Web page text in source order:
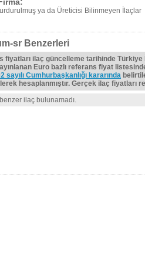
ya da Üreticisi Bilinmeyen İlaçlar
sr Benzerleri
fiyatları ilaç güncelleme tarihinde Türkiye
Euro bazlı referans fiyat
sayılı Cumhurbaşkanlığı kararında
hesaplanmıştır. Gerçek ilaç fiyatları
ilaç bulunamadı.